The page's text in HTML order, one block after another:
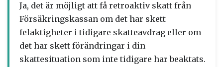
Ja, det är möjligt att få retroaktiv skatt från
Försäkringskassan om det har skett
felaktigheter i tidigare skatteavdrag eller om
det har skett förändringar i din
skattesituation som inte tidigare har beaktats.